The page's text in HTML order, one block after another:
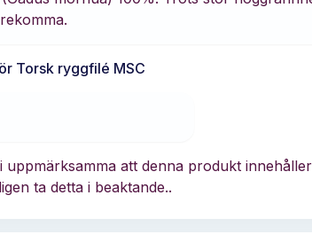
Torsk ryggfilé MSC
uppmärksamma att denna produkt
ta detta i beaktande..